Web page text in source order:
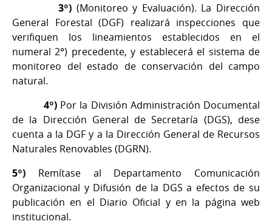
3º) (Monitoreo y Evaluación). La Dirección
General Forestal (DGF) realizará inspecciones que
verifiquen los lineamientos establecidos en el
numeral 2°) precedente, y establecerá el sistema de
monitoreo del estado de conservación del campo
natural.
4º) Por la División Administración Documental
de la Dirección General de Secretaría (DGS), dese
cuenta a la DGF y a la Dirección General de Recursos
Naturales Renovables (DGRN).
5º) Remítase al Departamento Comunicación
Organizacional y Difusión de la DGS a efectos de su
publicación en el Diario Oficial y en la página web
institucional.